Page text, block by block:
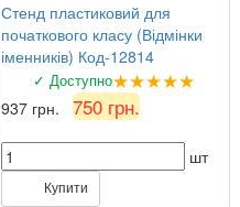
Стенд пластиковий для
початкового класу (Відмінки
іменників) Код-12814
✓ Доступно★★★★★
937 грн. 750 грн.
шт
Купити